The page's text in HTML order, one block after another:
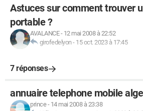
Astuces sur comment trouver
portable ?
AVALANCE- 12 mai 2008 à 22:52
girofedelyon- 15 oct. 2023 à 17:45
7 réponses
annuaire telephone mobile
prince- 14 mai 2008 à 23:38